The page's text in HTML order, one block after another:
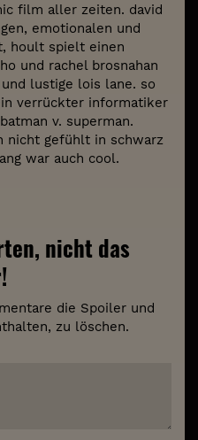
film aller zeiten. david
emotionalen und
hoult spielt einen
und rachel brosnahan
lustige lois lane. so
verrückter informatiker
v. superman.
nicht gefühlt in schwarz
war auch cool.
nicht das
die Spoiler und
zu löschen.